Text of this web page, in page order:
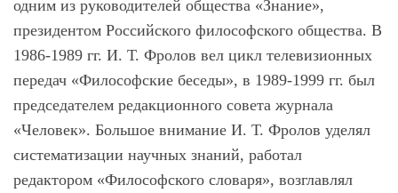
одним из руководителей общества «Знание»,
президентом Российского философского общества. В
1986-1989 гг. И. Т. Фролов вел цикл телевизионных
передач «Философские беседы», в 1989-1999 гг. был
председателем редакционного совета журнала
«Человек». Большое внимание И. Т. Фролов уделял
систематизации научных знаний, работал
редактором «Философского словаря», возглавлял